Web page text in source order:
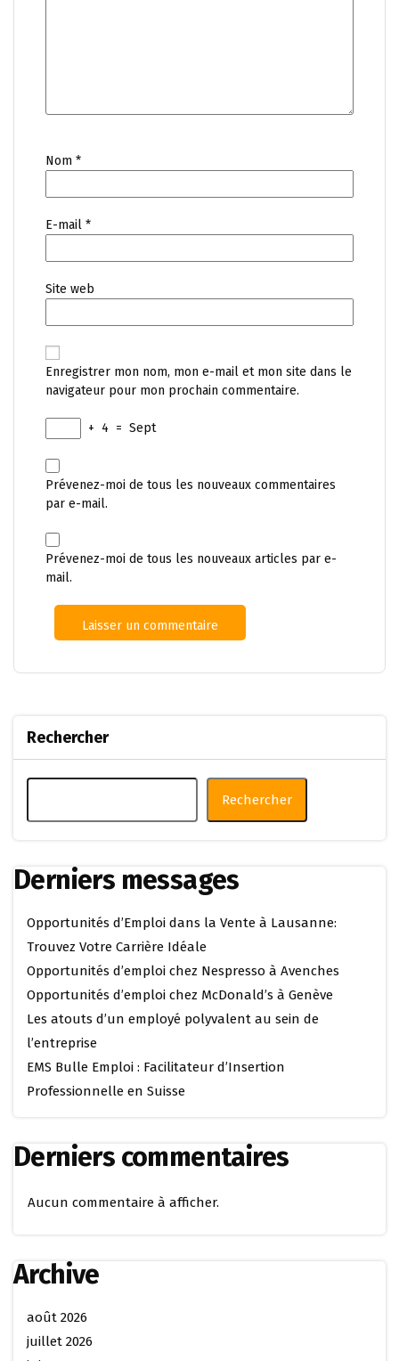
Nom *
E-mail *
Site web
Enregistrer mon nom, mon e-mail et mon site dans le
navigateur pour mon prochain commentaire.
+ 4 = Sept
Prévenez-moi de tous les nouveaux commentaires
par e-mail.
Prévenez-moi de tous les nouveaux articles par e-
mail.
Rechercher
Rechercher
Derniers messages
Opportunités d’Emploi dans la Vente à Lausanne:
Trouvez Votre Carrière Idéale
Opportunités d’emploi chez Nespresso à Avenches
Opportunités d’emploi chez McDonald’s à Genève
Les atouts d’un employé polyvalent au sein de
l’entreprise
EMS Bulle Emploi : Facilitateur d’Insertion
Professionnelle en Suisse
Derniers commentaires
Aucun commentaire à afficher.
Archive
août 2026
juillet 2026